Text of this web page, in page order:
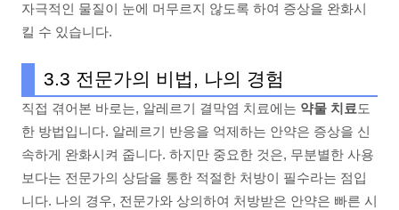
자극적인 물질이 눈에 머무르지 않도록 하여 증상을 완화시
킬 수 있습니다.
3.3 전문가의 비법, 나의 경험
직접 겪어본 바로는, 알레르기 결막염 치료에는 약물 치료 도
한 방법입니다. 알레르기 반응을 억제하는 안약은 증상을 신
속하게 완화시켜 줍니다. 하지만 중요한 것은, 무분별한 사용
보다는 전문가의 상담을 통한 적절한 처방이 필수라는 점입
니다. 나의 경우, 전문가와 상의하여 처방받은 안약은 빠른 시